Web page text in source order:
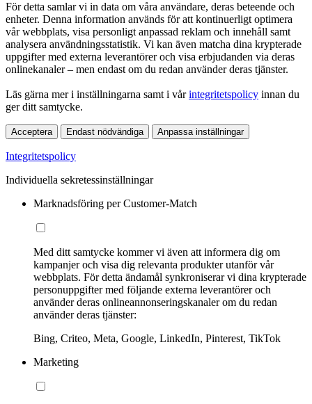
För detta samlar vi in data om våra användare, deras beteende och
enheter. Denna information används för att kontinuerligt optimera
vår webbplats, visa personligt anpassad reklam och innehåll samt
analysera användningsstatistik. Vi kan även matcha dina krypterade
uppgifter med externa leverantörer och visa erbjudanden via deras
onlinekanaler – men endast om du redan använder deras tjänster.
Läs gärna mer i inställningarna samt i vårintegritetspolicy innan du
ger ditt samtycke.
Acceptera Endast nödvändiga Anpassa inställningar
Integritetspolicy
Individuella sekretessinställningar
Marknadsföring per Customer-Match
Med ditt samtycke kommer vi även att informera dig om
kampanjer och visa dig relevanta produkter utanför vår
webbplats. För detta ändamål synkroniserar vi dina krypterade
personuppgifter med följande externa leverantörer och
använder deras onlineannonseringskanaler om du redan
använder deras tjänster:
Bing, Criteo, Meta, Google, LinkedIn, Pinterest, TikTok
Marketing